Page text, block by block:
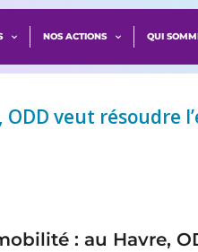
NOS ACTIONS QUI
veut résoudre
: au Havre,